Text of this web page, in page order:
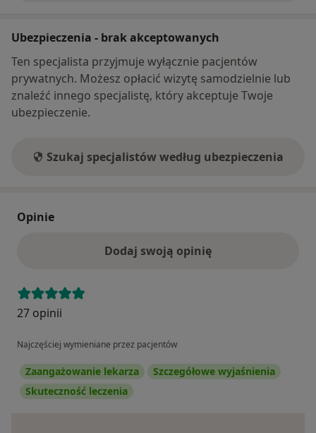
Ubezpieczenia - brak akceptowanych
Ten specjalista przyjmuje wyłącznie pacjentów
prywatnych. Możesz opłacić wizytę samodzielnie lub
znaleźć innego specjalistę, który akceptuje Twoje
ubezpieczenie.
Szukaj specjalistów według ubezpieczenia
Opinie
Dodaj swoją opinię
27 opinii
Najczęściej wymieniane przez pacjentów
Zaangażowanie lekarza
Szczegółowe wyjaśnienia
Skuteczność leczenia